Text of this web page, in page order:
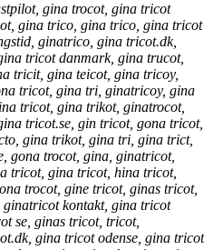
gina trocot, gina tricot
gina trico, gina trico, gina tricot
ginatrico, gina tricot.dk,
tricot danmark, gina trucot,
tricit, gina teicot, gina tricoy,
tricot, gina tri, ginatricoy, gina
tricot, gina trikot, ginatrocot,
tricot.se, gin tricot, gona tricot,
gina trikot, gina tri, gina trict,
gona trocot, gina, ginatricot,
tricot, gina tricot, hina tricot,
trocot, gine tricot, ginas tricot,
kontakt, gina tricot
se, ginas tricot, tricot,
gina tricot odense, gina tricot